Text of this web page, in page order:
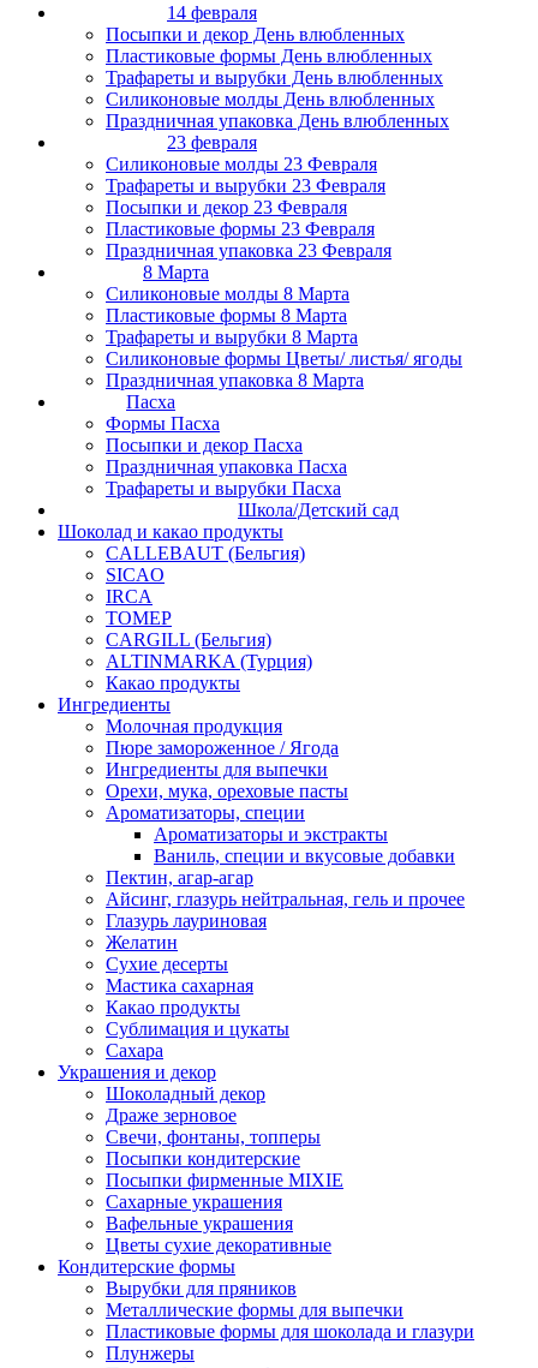
14 февраля
Посыпки и декор День влюбленных
Пластиковые формы День влюбленных
Трафареты и вырубки День влюбленных
Силиконовые молды День влюбленных
Праздничная упаковка День влюбленных
23 февраля
Силиконовые молды 23 Февраля
Трафареты и вырубки 23 Февраля
Посыпки и декор 23 Февраля
Пластиковые формы 23 Февраля
Праздничная упаковка 23 Февраля
8 Марта
Силиконовые молды 8 Марта
Пластиковые формы 8 Марта
Трафареты и вырубки 8 Марта
Силиконовые формы Цветы/ листья/ ягоды
Праздничная упаковка 8 Марта
Пасха
Формы Пасха
Посыпки и декор Пасха
Праздничная упаковка Пасха
Трафареты и вырубки Пасха
Школа/Детский сад
Шоколад и какао продукты
CALLEBAUT (Бельгия)
SICAO
IRCA
ТОМЕР
CARGILL (Бельгия)
ALTINMARKA (Турция)
Какао продукты
Ингредиенты
Молочная продукция
Пюре замороженное / Ягода
Ингредиенты для выпечки
Орехи, мука, ореховые пасты
Ароматизаторы, специи
Ароматизаторы и экстракты
Ваниль, специи и вкусовые добавки
Пектин, агар-агар
Айсинг, глазурь нейтральная, гель и прочее
Глазурь лауриновая
Желатин
Сухие десерты
Мастика сахарная
Какао продукты
Сублимация и цукаты
Сахара
Украшения и декор
Шоколадный декор
Драже зерновое
Свечи, фонтаны, топперы
Посыпки кондитерские
Посыпки фирменные MIXIE
Сахарные украшения
Вафельные украшения
Цветы сухие декоративные
Кондитерские формы
Вырубки для пряников
Металлические формы для выпечки
Пластиковые формы для шоколада и глазури
Плунжеры